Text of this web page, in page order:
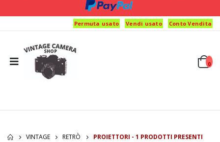
Permuta usato Vendi usato Conto Vendita
0
VINTAGE RETRÒ PROIETTORI - 1 PRODOTTI PRESENTI